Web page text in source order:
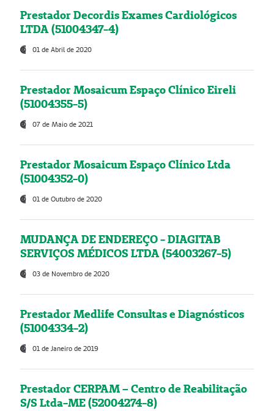
Prestador Decordis Exames Cardiológicos
LTDA (51004347-4)
01 de Abril de 2020
Prestador Mosaicum Espaço Clínico Eireli
(51004355-5)
07 de Maio de 2021
Prestador Mosaicum Espaço Clínico Ltda
(51004352-0)
01 de Outubro de 2020
MUDANÇA DE ENDEREÇO - DIAGITAB
SERVIÇOS MÉDICOS LTDA (54003267-5)
03 de Novembro de 2020
Prestador Medlife Consultas e Diagnósticos
(51004334-2)
01 de Janeiro de 2019
Prestador CERPAM – Centro de Reabilitação
S/S Ltda-ME (52004274-8)